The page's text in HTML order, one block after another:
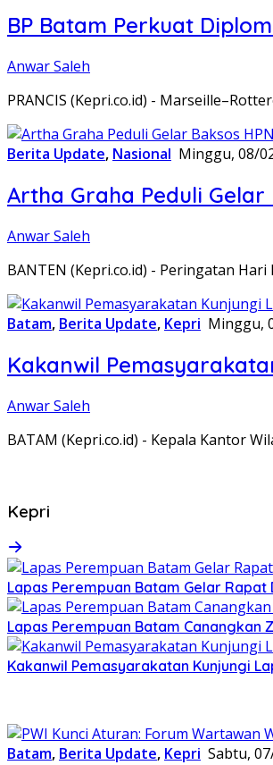
BP Batam Perkuat
Anwar Saleh
PRANCIS (Kepri.co.id) -
Berita Update, Nasional Minggu, 08/
Artha Graha Peduli Gelar
Anwar Saleh
BANTEN (Kepri.co.id) - Peringatan
Batam, Berita Update, Kepri Minggu,
Kakanwil
Anwar Saleh
BATAM (Kepri.co.id) - Kepala Kantor
Kepri
Lapas Perempuan Batam Gelar
Lapas Perempuan Batam Canangkan
Kakanwil Pemasyarakatan Kunjungi
Batam, Berita Update, Kepri Sabtu,